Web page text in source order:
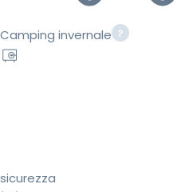
Camping invernale
sicurezza